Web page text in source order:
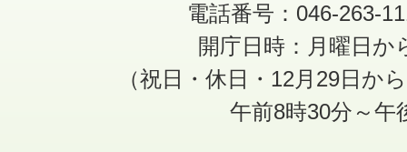
電話番号：046-263-
開庁日時：月曜日か
（祝日・休日・12月29日か
午前8時30分～午